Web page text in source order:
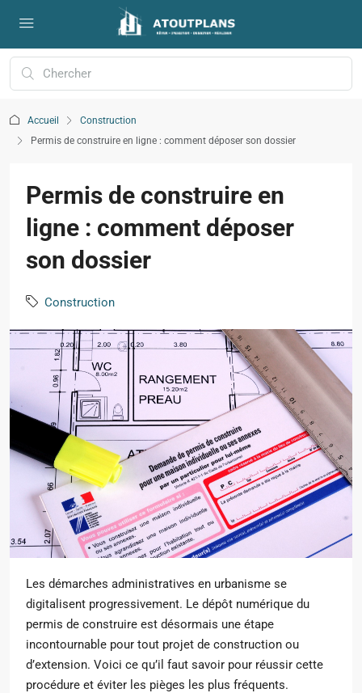
Accueil
Construction
Permis de construire en ligne : comment déposer son dossier
Permis de construire en
ligne : comment déposer
son dossier
Construction
Les démarches administratives en urbanisme se
digitalisent progressivement. Le dépôt numérique du
permis de construire est désormais une étape
incontournable pour tout projet de construction ou
d’extension. Voici ce qu’il faut savoir pour réussir cette
procédure et éviter les pièges les plus fréquents.